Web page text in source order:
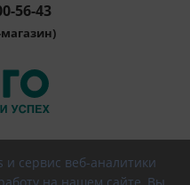
56-43
права защищены
и сервис веб-аналитики